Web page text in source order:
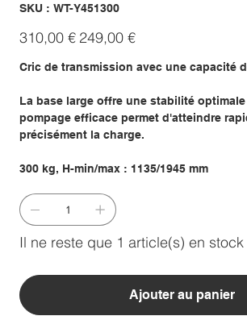
SKU : SKU
WT-
WT-Y451300
Prix
d’origine
310,00 € Prix
promotionnel
249,00 €
Cric de transmission avec une capacité
La base large offre une stabilité
pompage efficace permet d'atteindre
précisément la charge.
300 kg, H-min/max : 1135/1945 mm
Il ne reste que 1 article(s) en stock
Ajouter au panier